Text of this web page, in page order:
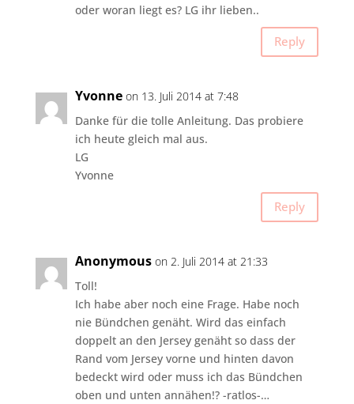
oder woran liegt es? LG ihr lieben..
Reply
Yvonne on 13. Juli 2014 at 7:48
Danke für die tolle Anleitung. Das probiere
ich heute gleich mal aus.
LG
Yvonne
Reply
Anonymous on 2. Juli 2014 at 21:33
Toll!
Ich habe aber noch eine Frage. Habe noch
nie Bündchen genäht. Wird das einfach
doppelt an den Jersey genäht so dass der
Rand vom Jersey vorne und hinten davon
bedeckt wird oder muss ich das Bündchen
oben und unten annähen!? -ratlos-…